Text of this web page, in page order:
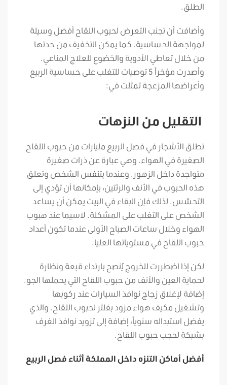
الطلق.
وأضافت أن تجنب التعرض لحبوب اللقاح أفضل وسيلة
لمواجهة الحساسية. كما يمكن التخفيف من حدتها
من خلال تعاطي الأدوية والخضوع للعلاج المناعي.
وأصدرت مؤخراً 5 توصيات للتغلب على حساسية الربيع
وأعراضها المزعجة تمثلت في:
التقليل من النزهات
تطلق الأشجار في فصل الربيع مليارات من حبوب اللقاح
الصغيرة في الهواء. وهي عبارة عن ذرات صغيرة
متواجدة داخل الزهور. وعندما يتنفس الشخص وتعلق
هذه الحبوب في الأنف والرئتين، بإمكانها أن تؤدي إلى
التحسّس. لذلك فإن البقاء في البيت يمكن أن يساعد
الشخص على التغلب على المشكلة. لاسيما عند هبوب
الهواء وخلال ساعات الصباح الأولى عندما تكون أعداد
حبوب اللقاح في مستوياتها العليا.
لكن إذا اضطررت للخروج يُنصح بارتداء قبعة ونظارة
لحماية العين والأنف من حبوب اللقاح التي يحملها الجو.
إضافة لإغلاق زجاج نوافذ السيارات عند ركوبها
وتشغيل مكيف هواء مزود بفلتر لحبوب اللقاح. والذي
يفضل استبداله سنوياً، إضافة إلى تزويد نوافذ الغرف
بشبكة لحجب حبوب اللقاح.
أفضل أماكن التنزه داخل المملكة أثناء فصل الربيع